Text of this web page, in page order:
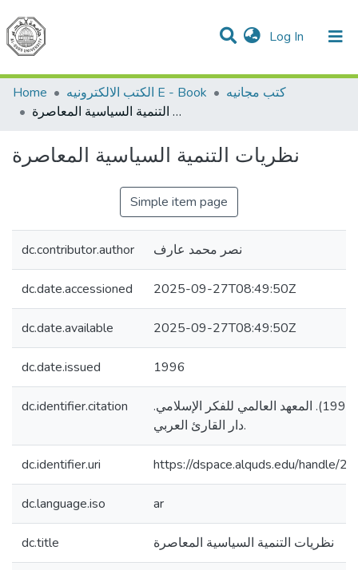
Log In (current)
Communities & Collections
All of DSpace
Home
الكتب الالكترونيه E - Book
كتب مجانيه
نظريات التنمية السياسية المعاصرة
نظريات التنمية السياسية المعاصرة
Simple item page
dc.contributor.author نصر محمد عارف
dc.date.accessioned 2025-09-27T08:49:50Z
dc.date.available 2025-09-27T08:49:50Z
dc.date.issued 1996
dc.identifier.citation
عارف، نصر محمد. (1996). المعهد العالمي للفكر الإسلامي.
دار القارئ العربي.
dc.identifier.uri https://dspace.alquds.edu/handle/
dc.language.iso ar
dc.title نظريات التنمية السياسية المعاصرة